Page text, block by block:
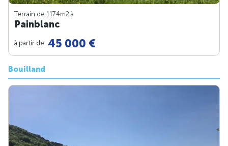
Terrain de 1174m2 à
Painblanc
à partir de 45 000 €
Bouilland